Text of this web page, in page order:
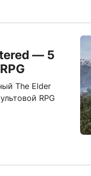
— 5
The Elder
RPG